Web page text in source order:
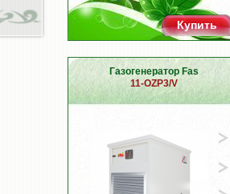
Купить
Газогенератор Fas
11-OZP3/V